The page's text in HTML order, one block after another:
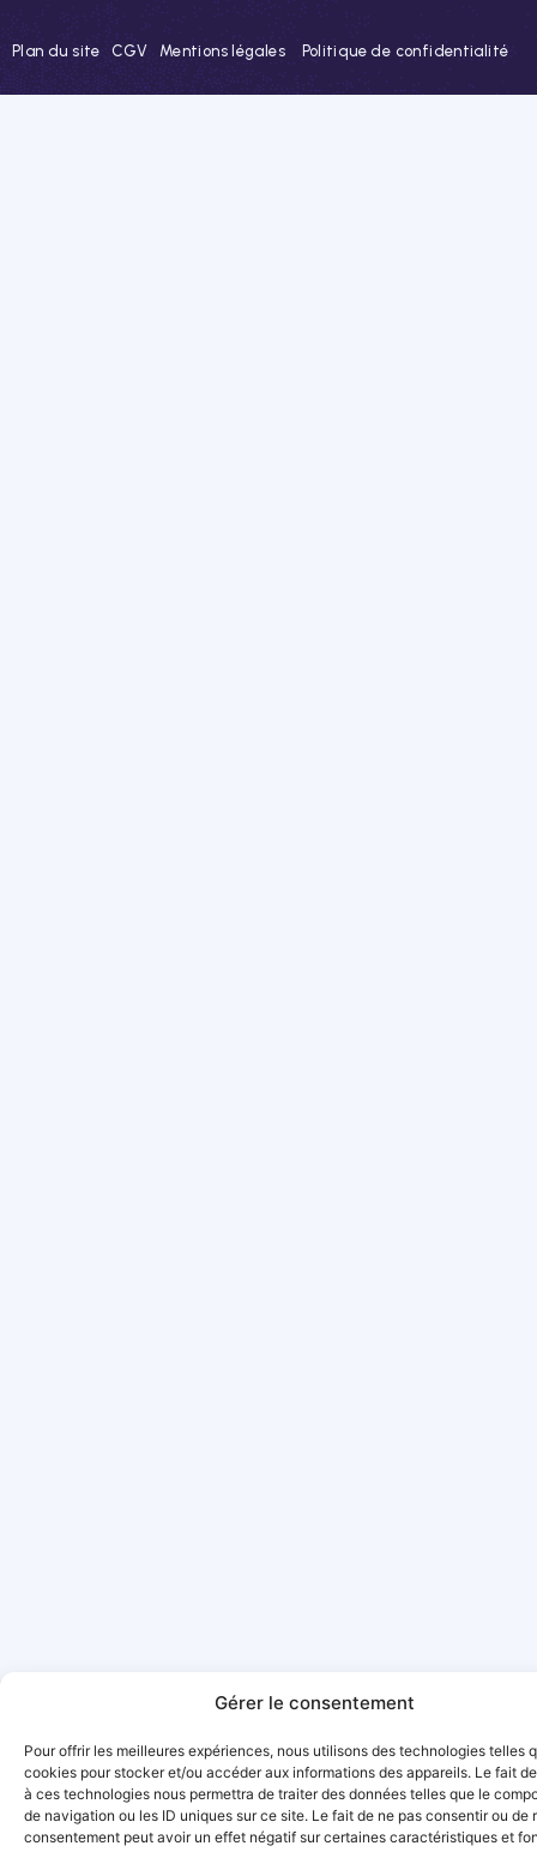
Gérer le consentement
Pour offrir les meilleures expériences, nous utilisons des technologies telles
cookies pour stocker et/ou accéder aux informations des appareils. Le fait
à ces technologies nous permettra de traiter des données telles que le
de navigation ou les ID uniques sur ce site. Le fait de ne pas consentir ou de
consentement peut avoir un effet négatif sur certaines caractéristiques et
Plan du site CGV Mentions légales Politique de confidentialité